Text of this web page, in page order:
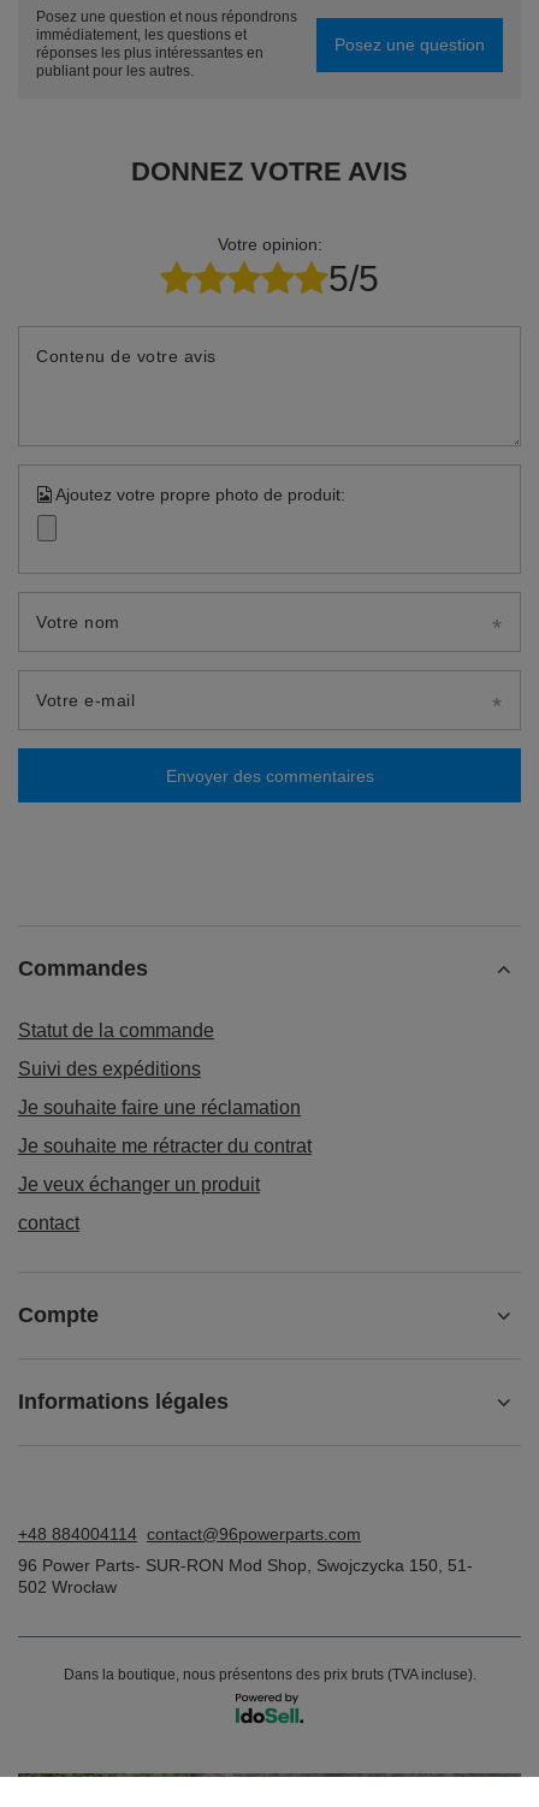
Posez une question et nous répondrons
immédiatement, les questions et
réponses les plus intéressantes en
publiant pour les autres.
Posez une question
DONNEZ VOTRE AVIS
Votre opinion:
5/5
Contenu de votre avis
Ajoutez votre propre photo de produit:
Votre nom
Votre e-mail
Envoyer des commentaires
Commandes
Statut de la commande
Suivi des expéditions
Je souhaite faire une réclamation
Je souhaite me rétracter du contrat
Je veux échanger un produit
contact
Compte
Informations légales
+48 884004114 contact@96powerparts.com
96 Power Parts- SUR-RON Mod Shop
Swojczycka 150
51-
502 Wrocław
Dans la boutique, nous présentons des prix bruts (TVA incluse).